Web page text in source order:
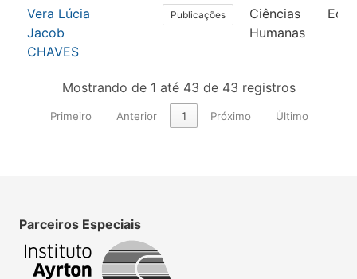
Vera Lúcia
Jacob
CHAVES
Publicações
Ciências
Humanas
Mostrando de 1 até 43 de 43 registros
Primeiro Anterior 1 Próximo Último
Parceiros Especiais